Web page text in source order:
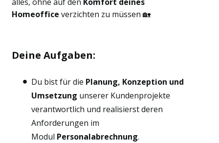
Homeoffice verzichten zu müssen 🏡
Deine Aufgaben:
Du bist für die Planung, Konzeption und
Umsetzung unserer Kundenprojekte
verantwortlich und realisierst deren
Anforderungen im
Modul Personalabrechnung.